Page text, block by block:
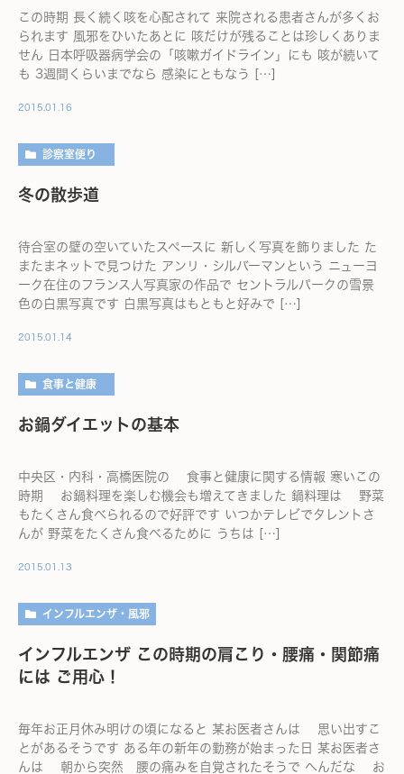
この時期 長く続く咳を心配されて 来院される患者さんが多くお
られます 風邪をひいたあとに 咳だけが残ることは珍しくありま
せん 日本呼吸器病学会の「咳嗽ガイドライン」にも 咳が続いて
も 3週間くらいまでなら 感染にともなう […]
2015.01.16
診察室便り
冬の散歩道
待合室の壁の空いていたスペースに 新しく写真を飾りました た
またまネットで見つけた アンリ・シルバーマンという ニューヨ
ーク在住のフランス人写真家の作品で セントラルパークの雪景
色の白黒写真です 白黒写真はもともと好みで […]
2015.01.14
食事と健康
お鍋ダイエットの基本
中央区・内科・高橋医院の 食事と健康に関する情報 寒いこの
時期 お鍋料理を楽しむ機会も増えてきました 鍋料理は 野菜
もたくさん食べられるので好評です いつかテレビでタレントさ
んが 野菜をたくさん食べるために うちは […]
2015.01.13
インフルエンザ・風邪
インフルエンザ この時期の肩こり・腰痛・関節痛
には ご用心！
毎年お正月休み明けの頃になると 某お医者さんは 思い出すこ
とがあるそうです ある年の新年の勤務が始まった日 某お医者さ
んは 朝から突然 腰の痛みを自覚されたそうで へんだな お